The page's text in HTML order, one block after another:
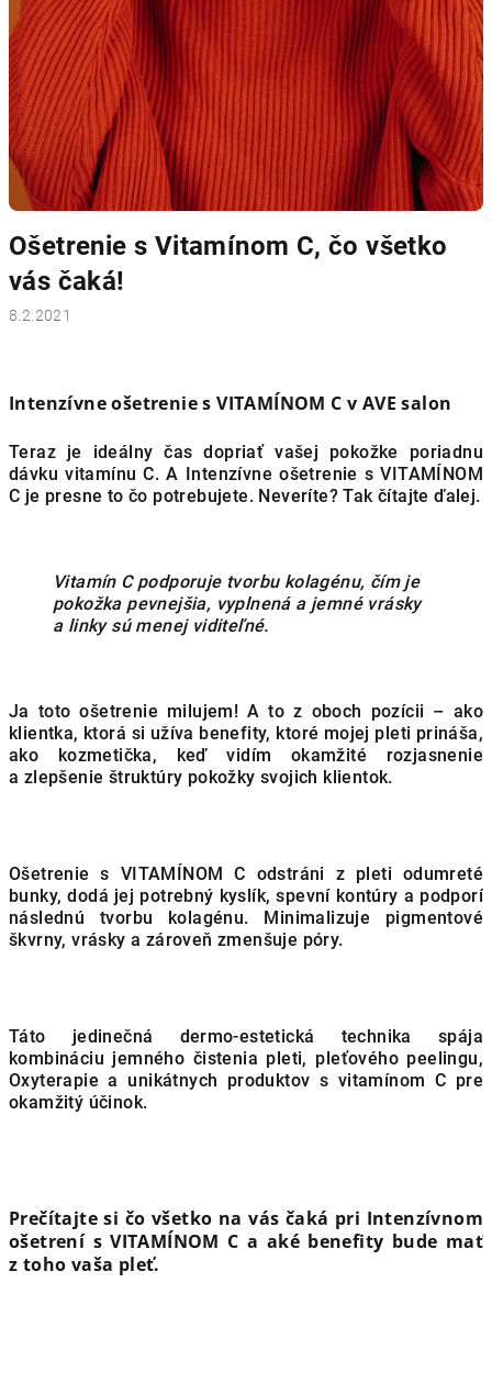
Ošetrenie s Vitamínom C, čo všetko
vás čaká!
8.2.2021
Intenzívne ošetrenie s VITAMÍNOM C v AVE salon
Teraz je ideálny čas dopriať vašej pokožke poriadnu
dávku vitamínu C. A Intenzívne ošetrenie s VITAMÍNOM
C je presne to čo potrebujete. Neveríte? Tak čítajte ďalej.
Vitamín C podporuje tvorbu kolagénu, čím je
pokožka pevnejšia, vyplnená a jemné vrásky
a linky sú menej viditeľné.
Ja toto ošetrenie milujem! A to z oboch pozícii – ako
klientka, ktorá si užíva benefity, ktoré mojej pleti prináša,
ako kozmetička, keď vidím okamžité rozjasnenie
a zlepšenie štruktúry pokožky svojich klientok.
Ošetrenie s VITAMÍNOM C odstráni z pleti odumreté
bunky, dodá jej potrebný kyslík, spevní kontúry a podporí
následnú tvorbu kolagénu. Minimalizuje pigmentové
škvrny, vrásky a zároveň zmenšuje póry.
Táto jedinečná dermo-estetická technika spája
kombináciu jemného čistenia pleti, pleťového peelingu,
Oxyterapie a unikátnych produktov s vitamínom C pre
okamžitý účinok.
Prečítajte si čo všetko na vás čaká pri Intenzívnom
ošetrení s VITAMÍNOM C a aké benefity bude mať
z toho vaša pleť.